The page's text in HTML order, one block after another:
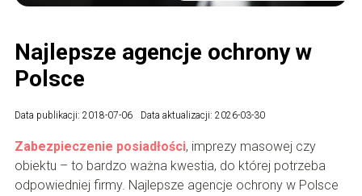
Najlepsze agencje ochrony w
Polsce
Data publikacji: 2018-07-06 Data aktualizacji: 2026-03-30
Zabezpieczenie posiadłości, imprezy masowej czy
obiektu – to bardzo ważna kwestia, do której potrzeba
odpowiedniej firmy. Najlepsze agencje ochrony w Polsce